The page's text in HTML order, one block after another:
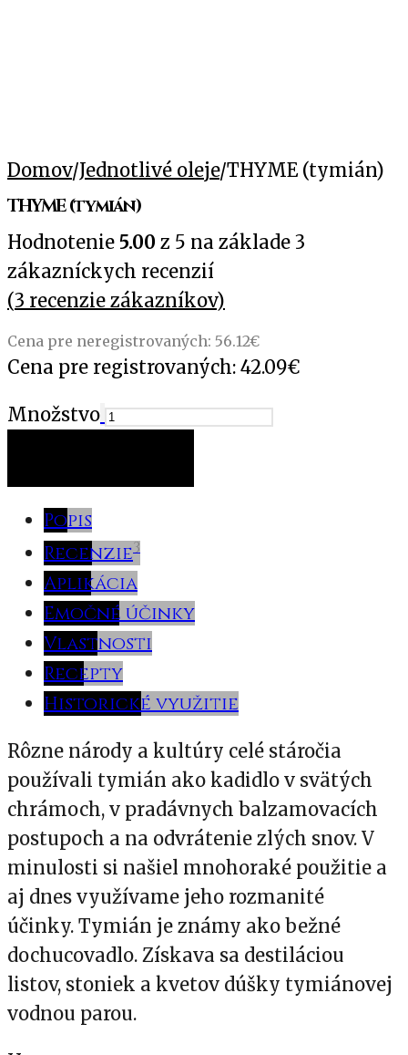
Domov/Jednotlivé oleje/THYME (tymián)
THYME (tymián)
Hodnotenie 5.00 z 5 na základe 3
zákazníckych recenzií
(3 recenzie zákazníkov)
Cena pre neregistrovaných: 56.12€
Cena pre registrovaných: 42.09€
Množstvo
Popis
Recenzie3
Aplikácia
Emočné účinky
Vlastnosti
Recepty
Historické využitie
Rôzne národy a kultúry celé stáročia
používali tymián ako kadidlo v svätých
chrámoch, v pradávnych balzamovacích
postupoch a na odvrátenie zlých snov. V
minulosti si našiel mnohoraké použitie a
aj dnes využívame jeho rozmanité
účinky. Tymián je známy ako bežné
dochucovadlo. Získava sa destiláciou
listov, stoniek a kvetov dúšky tymiánovej
vodnou parou.